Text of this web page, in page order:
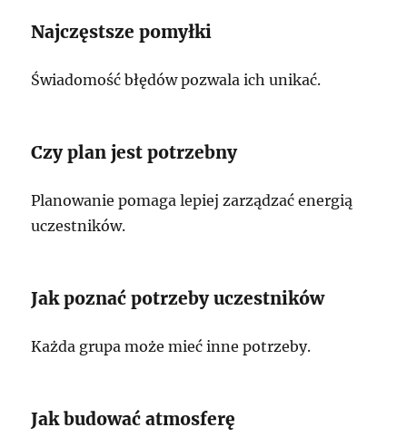
Najczęstsze pomyłki
Świadomość błędów pozwala ich unikać.
Czy plan jest potrzebny
Planowanie pomaga lepiej zarządzać energią
uczestników.
Jak poznać potrzeby uczestników
Każda grupa może mieć inne potrzeby.
Jak budować atmosferę